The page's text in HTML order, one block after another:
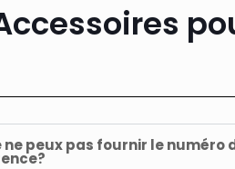
ne peux pas fournir le numéro